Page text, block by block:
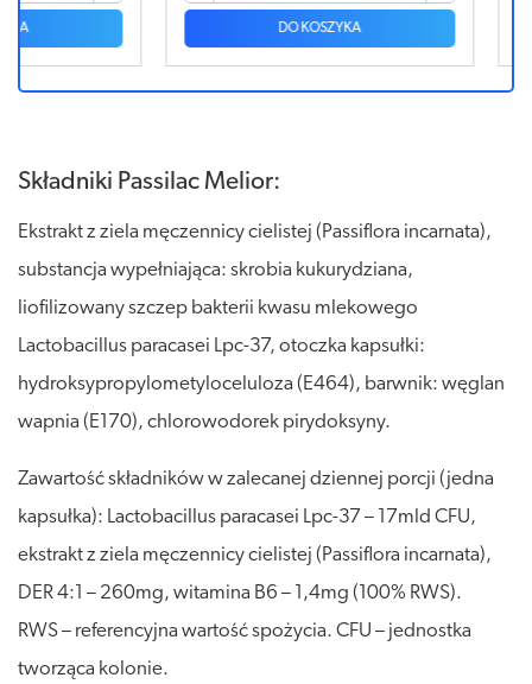
DO KOSZYKA
Składniki Passilac Melior:
Ekstrakt z ziela męczennicy cielistej (Passiflora incarnata),
substancja wypełniająca: skrobia kukurydziana,
liofilizowany szczep bakterii kwasu mlekowego
Lactobacillus paracasei Lpc-37, otoczka kapsułki:
hydroksypropylometyloceluloza (E464), barwnik: węglan
wapnia (E170), chlorowodorek pirydoksyny.
Zawartość składników w zalecanej dziennej porcji (jedna
kapsułka): Lactobacillus paracasei Lpc-37 – 17mld CFU,
ekstrakt z ziela męczennicy cielistej (Passiflora incarnata),
DER 4:1 – 260mg, witamina B6 – 1,4mg (100% RWS).
RWS – referencyjna wartość spożycia. CFU – jednostka
tworząca kolonie.